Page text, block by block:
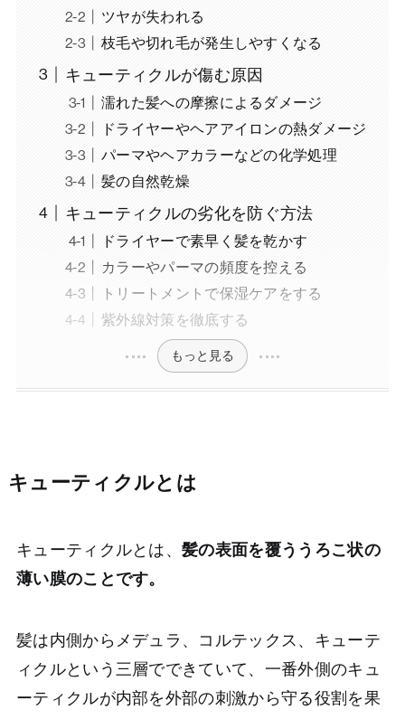
ツヤが失われる
枝毛や切れ毛が発生しやすくなる
キューティクルが傷む原因
濡れた髪への摩擦によるダメージ
ドライヤーやヘアアイロンの熱ダメージ
パーマやヘアカラーなどの化学処理
髪の自然乾燥
キューティクルの劣化を防ぐ方法
ドライヤーで素早く髪を乾かす
カラーやパーマの頻度を控える
トリートメントで保湿ケアをする
紫外線対策を徹底する
もっと見る
キューティクルとは
キューティクルとは、髪の表面を覆ううろこ状の
薄い膜のことです。
髪は内側からメデュラ、コルテックス、キューテ
ィクルという三層でできていて、一番外側のキュ
ーティクルが内部を外部の刺激から守る役割を果